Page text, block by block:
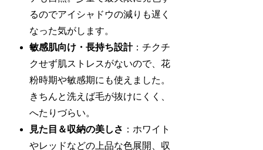
るのでアイシャドウの減りも遅く
なった気がします。
敏感肌向け・長持ち設計：チクチ
クせず肌ストレスがないので、花
粉時期や敏感期にも使えました。
きちんと洗えば毛が抜けにくく、
へたりづらい。
見た目＆収納の美しさ ：ホワイト
やレッドなどの上品な色展開、収